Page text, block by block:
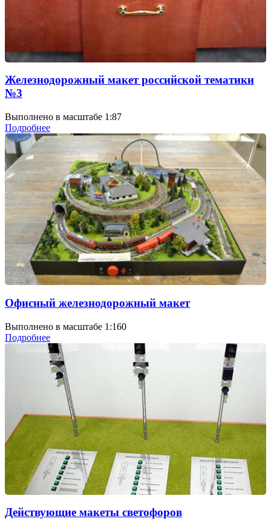
Железнодорожный макет российской тематики
№3
Выполнено в масштабе 1:87
Подробнее
Офисный железнодорожный макет
Выполнено в масштабе 1:160
Подробнее
Действующие макеты светофоров